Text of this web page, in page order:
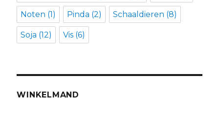
Noten (1) Pinda (2) Schaaldieren (8)
Soja (12) Vis (6)
WINKELMAND